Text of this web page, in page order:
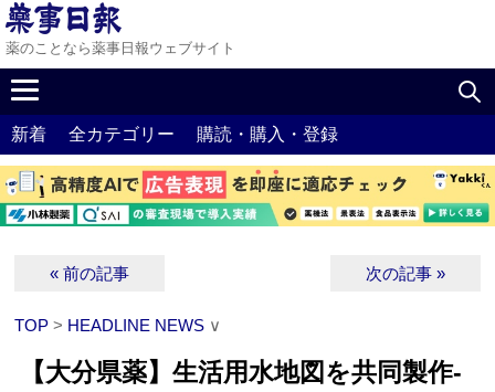
薬のことなら薬事日報ウェブサイト
新着 全カテゴリー 購読・購入・登録
« 前の記事 次の記事 »
TOP > HEADLINE NEWS ∨
【大分県薬】生活用水地図を共同製作‐